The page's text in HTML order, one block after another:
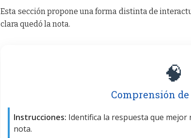
Esta sección propone una forma distinta de
clara quedó la nota.
🧠
Comprensión
Instrucciones: Identifica la respuesta que
nota.